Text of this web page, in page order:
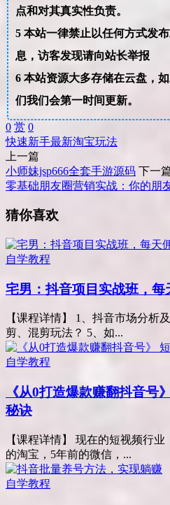
点和对其真实性负责。
5本站一律禁止以任何方式发
息，访客发现请向站长举报
6本站资源大多存储在云盘，
们我们会第一时间更新。
0 赏 0
快速新手最新淘宝玩法
上一篇
小师妹jsp666全套手游源码 下一
零基础朋友圈营销实战：你的朋
猜你喜欢
自学教程
宅男：抖音项目实战班，每
【课程详情】 1、抖音市场分析
剪、混剪玩法？ 5、如...
自学教程
《从0打造爆款赚翻抖音号
秘诀
【课程详情】 现在的短视频行
的淘宝，5年前的微信，...
自学教程